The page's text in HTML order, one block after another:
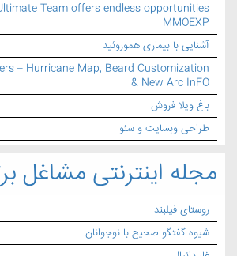
Team offers endless opportunities
MMOEXP
آشنایی با بیماری هموروئید
– Hurricane Map, Beard Customization
& New Arc InFO
باغ ویلا فروش
طراحی وبسایت و سئو
مجله اینترنتی مشاغل
روستای فیلبند
شیوه گفتگو صحیح با نوجوانان